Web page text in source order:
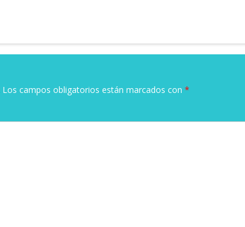
Los campos obligatorios están marcados con *